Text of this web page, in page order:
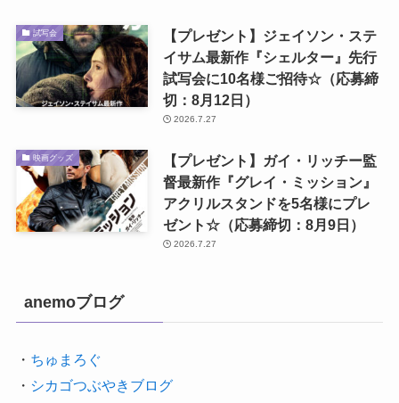
試写会
【プレゼント】ジェイソン・ステ
イサム最新作『シェルター』先行
試写会に10名様ご招待☆（応募締
切：8月12日）
2026.7.27
映画グッズ
【プレゼント】ガイ・リッチー監
督最新作『グレイ・ミッション』
アクリルスタンドを5名様にプレ
ゼント☆（応募締切：8月9日）
2026.7.27
anemoブログ
・ ちゅまろぐ
・ シカゴつぶやきブログ